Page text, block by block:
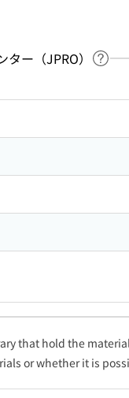
ー（JPRO）
Link
of the table of
that hold the
or whether it is